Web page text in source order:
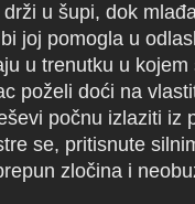
u šupi, dok
joj pomogla u
u trenutku u kojem
poželi doći na
počnu izlaziti iz
se, pritisnute
zločina i